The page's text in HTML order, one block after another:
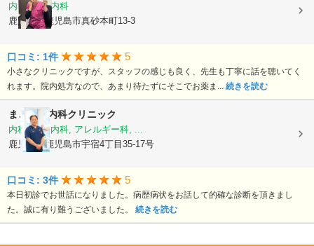
内科, 血液内科
鹿児島県鹿児島市真砂本町13-3
口コミ: 1件 5
小さなクリニックですが、スタッフの感じも良く、先生も丁寧に話を聴いてく
れます。院内処方なので、あまり待たずにそこでお薬ま... 続きを読む
まごころ内科クリニック
内科, 神経内科, アレルギー科, ...
鹿児島県鹿児島市宇宿4丁目35-17号
口コミ: 3件 5
本日初診でお世話になりました。病歴病状をお話して的確な診断を頂きまし
た。誠に有り難うございました。 続きを読む